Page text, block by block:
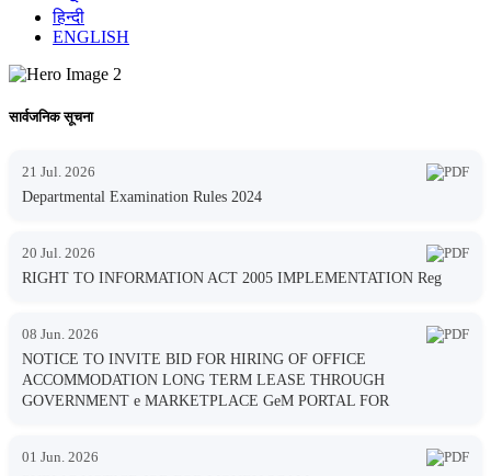
हिन्दी
ENGLISH
सार्वजनिक सूचना
21 Jul. 2026
Departmental Examination Rules 2024
20 Jul. 2026
RIGHT TO INFORMATION ACT 2005 IMPLEMENTATION Reg
08 Jun. 2026
NOTICE TO INVITE BID FOR HIRING OF OFFICE
ACCOMMODATION LONG TERM LEASE THROUGH
GOVERNMENT e MARKETPLACE GeM PORTAL FOR
01 Jun. 2026